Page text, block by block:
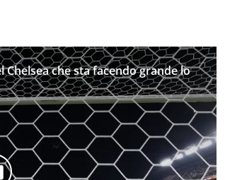
che sta facendo grande lo